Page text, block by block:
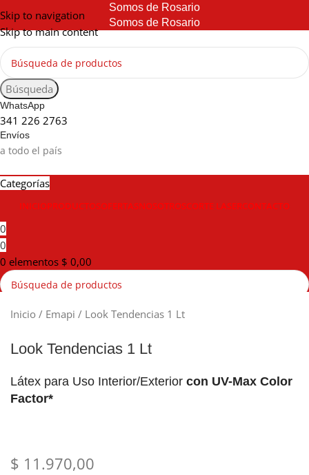
Skip to navigation
Skip to main content
Somos de Rosario
Somos de Rosario
Búsqueda
WhatsApp
341 226 2763
Envíos
a todo el país
Categorías
INICIOPRODUCTOSOFERTASNOSOTROSCORTE LASERCONTACTO
0
0
0 elementos $ 0,00
Búsqueda
Inicio Emapi Look Tendencias 1 Lt
Look Tendencias 1 Lt
Látex para Uso Interior/Exterior con UV-Max Color
Factor*
$ 11.970,00